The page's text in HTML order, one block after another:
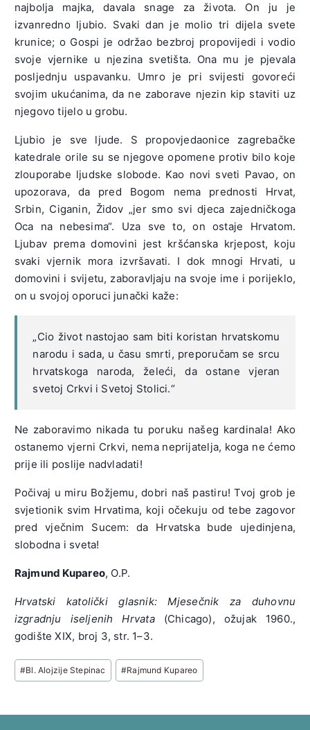
najbolja majka, davala snage za života. On ju je
izvanredno ljubio. Svaki dan je molio tri dijela svete
krunice; o Gospi je održao bezbroj propovijedi i vodio
svoje vjernike u njezina svetišta. Ona mu je pjevala
posljednju uspavanku. Umro je pri svijesti govoreći
svojim ukućanima, da ne zaborave njezin kip staviti uz
njegovo tijelo u grobu.
Ljubio je sve ljude. S propovjedaonice zagrebačke
katedrale orile su se njegove opomene protiv bilo koje
zlouporabe ljudske slobode. Kao novi sveti Pavao, on
upozorava, da pred Bogom nema prednosti Hrvat,
Srbin, Ciganin, Židov „jer smo svi djeca zajedničkoga
Oca na nebesima“. Uza sve to, on ostaje Hrvatom.
Ljubav prema domovini jest kršćanska krjepost, koju
svaki vjernik mora izvršavati. I dok mnogi Hrvati, u
domovini i svijetu, zaboravljaju na svoje ime i porijeklo,
on u svojoj oporuci junački kaže:
„Cio život nastojao sam biti koristan hrvatskomu
narodu i sada, u času smrti, preporučam se srcu
hrvatskoga naroda, želeći, da ostane vjeran
svetoj Crkvi i Svetoj Stolici.“
Ne zaboravimo nikada tu poruku našeg kardinala! Ako
ostanemo vjerni Crkvi, nema neprijatelja, koga ne ćemo
prije ili poslije nadvladati!
Počivaj u miru Božjemu, dobri naš pastiru! Tvoj grob je
svjetionik svim Hrvatima, koji očekuju od tebe zagovor
pred vječnim Sucem: da Hrvatska bude ujedinjena,
slobodna i sveta!
Rajmund Kupareo, O.P.
Hrvatski katolički glasnik: Mjesečnik za duhovnu
izgradnju iseljenih Hrvata(Chicago), ožujak 1960.,
godište XIX, broj 3, str. 1–3.
Post
Tags:
#Bl. Alojzije Stepinac #Rajmund Kupareo